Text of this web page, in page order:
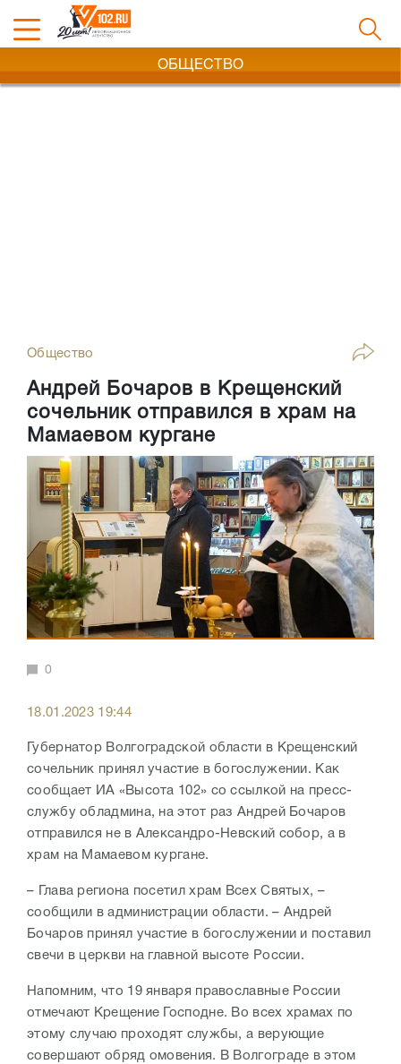
ОБЩЕСТВО
Общество
Андрей Бочаров в Крещенский
сочельник отправился в храм на
Мамаевом кургане
0
18.01.2023 19:44
Губернатор Волгоградской области в Крещенский
сочельник принял участие в богослужении. Как
сообщает ИА «Высота 102» со ссылкой на пресс-
службу обладмина, на этот раз Андрей Бочаров
отправился не в Александро-Невский собор, а в
храм на Мамаевом кургане.
– Глава региона посетил храм Всех Святых, –
сообщили в администрации области. – Андрей
Бочаров принял участие в богослужении и поставил
свечи в церкви на главной высоте России.
Напомним, что 19 января православные России
отмечают Крещение Господне. Во всех храмах по
этому случаю проходят службы, а верующие
совершают обряд омовения. В Волгограде в этом